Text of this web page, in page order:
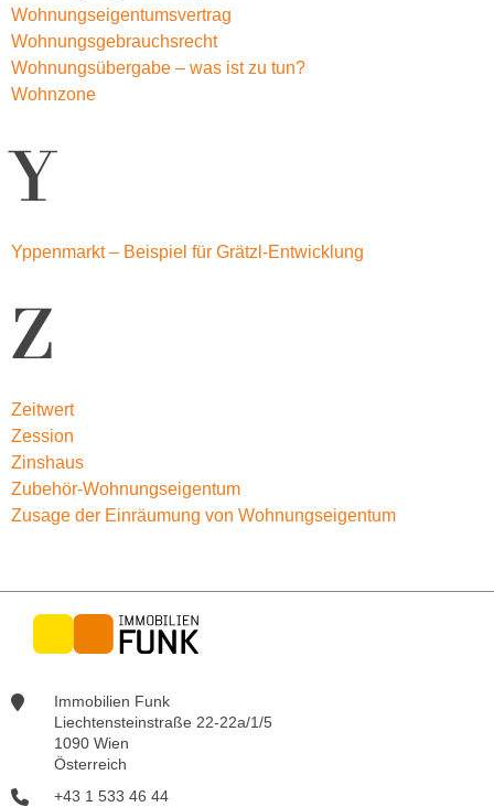
Wohnungseigentumsvertrag
Wohnungsgebrauchsrecht
Wohnungsübergabe – was ist zu tun?
Wohnzone
Y
Yppenmarkt – Beispiel für Grätzl-Entwicklung
Z
Zeitwert
Zession
Zinshaus
Zubehör-Wohnungseigentum
Zusage der Einräumung von Wohnungseigentum
Immobilien Funk
Liechtensteinstraße 22-22a/1/5
1090 Wien
Österreich
+43 1 533 46 44